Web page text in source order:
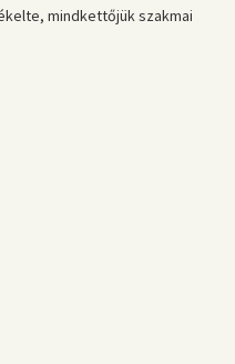
mindkettőjük szakmai